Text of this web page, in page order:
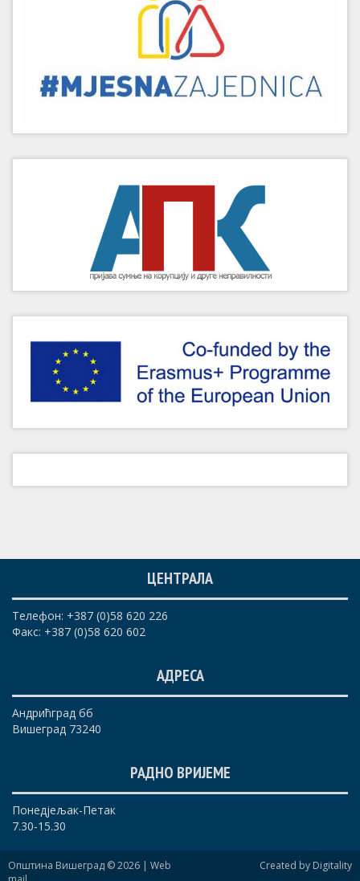
ЦЕНТРАЛА
Телефон: +387 (0)58 620 226
Факс: +387 (0)58 620 602
АДРЕСА
Андрићград бб
Вишеград 73240
РАДНО ВРИЈЕМЕ
Понедјељак-Петак
7.30-15.30
Општина Вишеград © 2026 | Web
Created by Digitality